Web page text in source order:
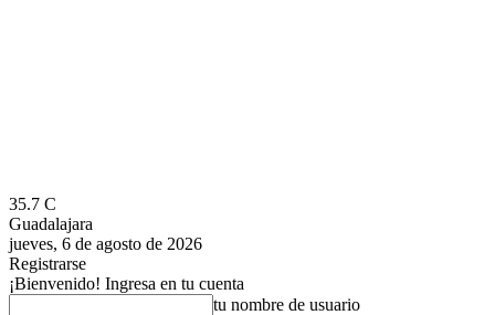
35.7 C
Guadalajara
jueves, 6 de agosto de 2026
Registrarse
¡Bienvenido! Ingresa en tu cuenta
tu nombre de usuario